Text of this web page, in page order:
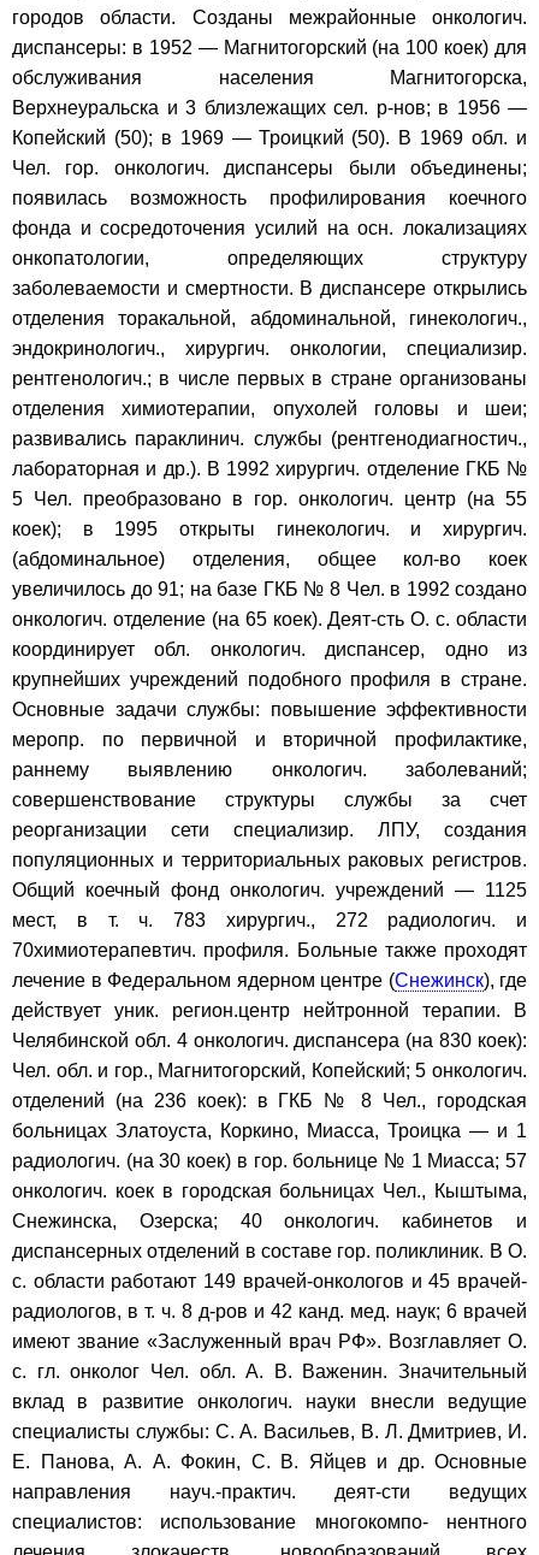
городов области. Созданы межрайонные онкологич.
диспансеры: в 1952 — Магнитогорский (на 100 коек) для
обслуживания населения Магнитогорска,
Верхнеуральска и 3 близлежащих сел. р-нов; в 1956 —
Копейский (50); в 1969 — Троицкий (50). В 1969 обл. и
Чел. гор. онкологич. диспансеры были объединены;
появилась возможность профилирования коечного
фонда и сосредоточения усилий на осн. локализациях
онкопатологии, определяющих структуру
заболеваемости и смертности. В диспансере открылись
отделения торакальной, абдоминальной, гинекологич.,
эндокринологич., хирургич. онкологии, специализир.
рентгенологич.; в числе первых в стране организованы
отделения химиотерапии, опухолей головы и шеи;
развивались параклинич. службы (рентгенодиагностич.,
лабораторная и др.). В 1992 хирургич. отделение ГКБ №
5 Чел. преобразовано в гор. онкологич. центр (на 55
коек); в 1995 открыты гинекологич. и хирургич.
(абдоминальное) отделения, общее кол-во коек
увеличилось до 91; на базе ГКБ № 8 Чел. в 1992 создано
онкологич. отделение (на 65 коек). Деят-сть О. с. области
координирует обл. онкологич. диспансер, одно из
крупнейших учреждений подобного профиля в стране.
Основные задачи службы: повышение эффективности
меропр. по первичной и вторичной профилактике,
раннему выявлению онкологич. заболеваний;
совершенствование структуры службы за счет
реорганизации сети специализир. ЛПУ, создания
популяционных и территориальных раковых регистров.
Общий коечный фонд онкологич. учреждений — 1125
мест, в т. ч. 783 хирургич., 272 радиологич. и
70химиотерапевтич. профиля. Больные также проходят
лечение в Федеральном ядерном центре (Снежинск), где
действует уник. регион.центр нейтронной терапии. В
Челябинской обл. 4 онкологич. диспансера (на 830 коек):
Чел. обл. и гор., Магнитогорский, Копейский; 5 онкологич.
отделений (на 236 коек): в ГКБ № 8 Чел., городская
больницах Златоуста, Коркино, Миасса, Троицка — и 1
радиологич. (на 30 коек) в гор. больнице № 1 Миасса; 57
онкологич. коек в городская больницах Чел., Кыштыма,
Снежинска, Озерска; 40 онкологич. кабинетов и
диспансерных отделений в составе гор. поликлиник. В О.
с. области работают 149 врачей-онкологов и 45 врачей-
радиологов, в т. ч. 8 д-ров и 42 канд. мед. наук; 6 врачей
имеют звание «Заслуженный врач РФ». Возглавляет О.
с. гл. онколог Чел. обл. А. В. Важенин. Значительный
вклад в развитие онкологич. науки внесли ведущие
специалисты службы: С. А. Васильев, В. Л. Дмитриев, И.
Е. Панова, А. А. Фокин, С. В. Яйцев и др. Основные
направления науч.-практич. деят-сти ведущих
специалистов: использование многокомпо- нентного